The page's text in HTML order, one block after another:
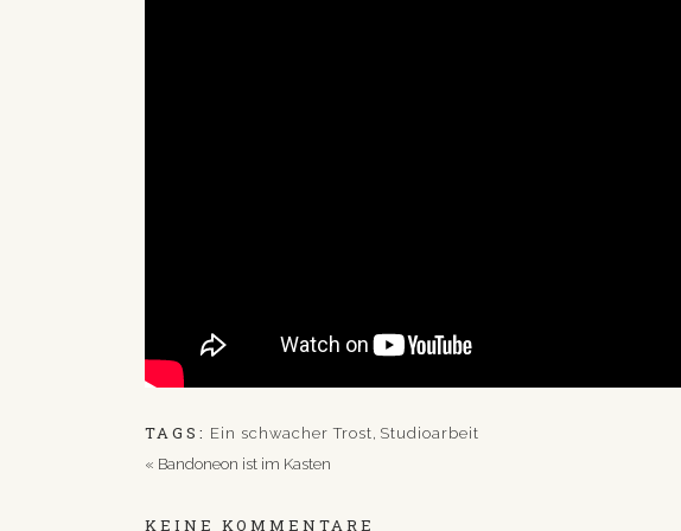
TAGS: Ein schwacher Trost, Studioarbeit
« Bandoneon ist im Kasten
KEINE KOMMENTARE